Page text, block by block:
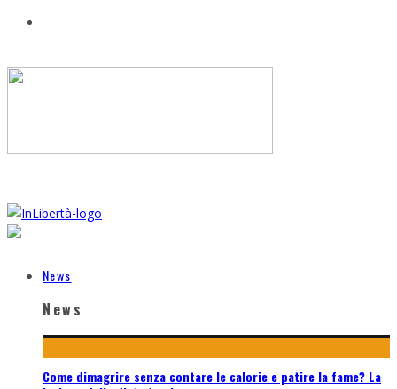
News
News
Come dimagrire senza contare le calorie e patire la fame? La